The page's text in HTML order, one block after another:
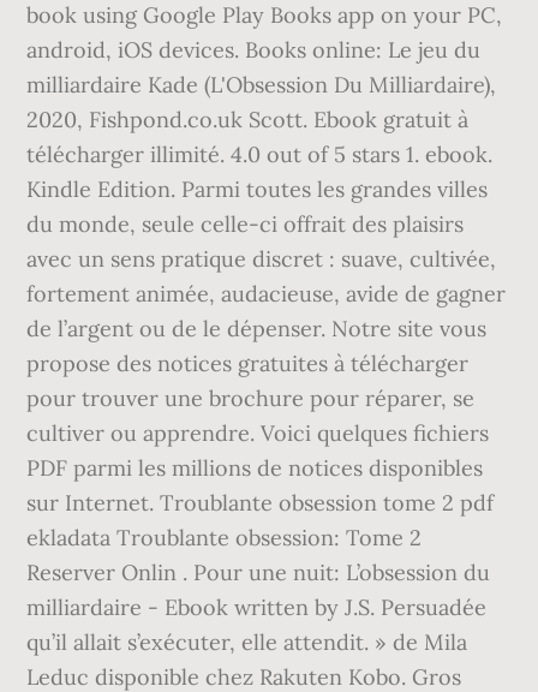
book using Google Play Books app on your PC,
android, iOS devices. Books online: Le jeu du
milliardaire Kade (L'Obsession Du Milliardaire),
2020, Fishpond.co.uk Scott. Ebook gratuit à
télécharger illimité. 4.0 out of 5 stars 1. ebook.
Kindle Edition. Parmi toutes les grandes villes
du monde, seule celle-ci offrait des plaisirs
avec un sens pratique discret : suave, cultivée,
fortement animée, audacieuse, avide de gagner
de l’argent ou de le dépenser. Notre site vous
propose des notices gratuites à télécharger
pour trouver une brochure pour réparer, se
cultiver ou apprendre. Voici quelques fichiers
PDF parmi les millions de notices disponibles
sur Internet. Troublante obsession tome 2 pdf
ekladata Troublante obsession: Tome 2
Reserver Onlin . Pour une nuit: L’obsession du
milliardaire - Ebook written by J.S. Persuadée
qu’il allait s’exécuter, elle attendit. » de Mila
Leduc disponible chez Rakuten Kobo. Gros